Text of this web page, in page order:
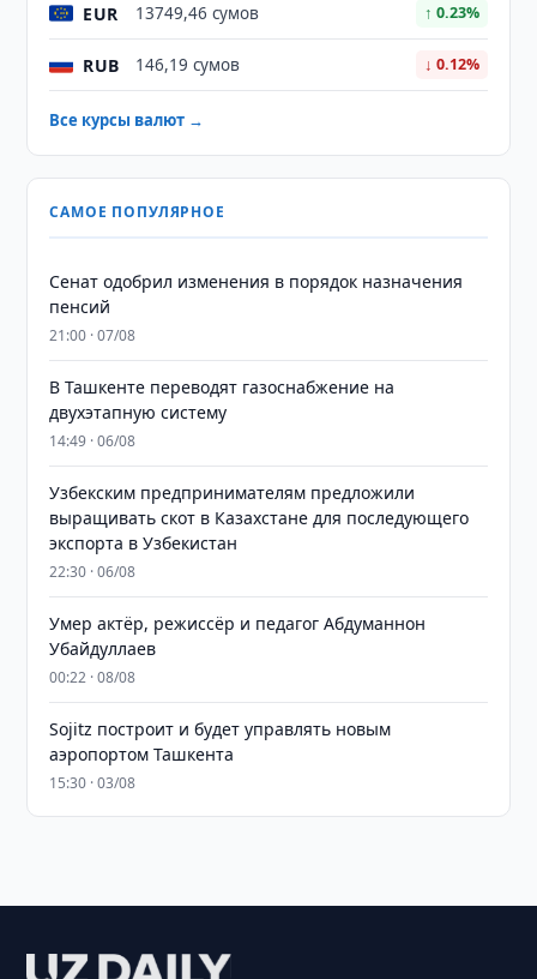
EUR 13749,46 сумов ↑ 0.23%
RUB 146,19 сумов ↓ 0.12%
Все курсы валют →
САМОЕ ПОПУЛЯРНОЕ
Сенат одобрил изменения в порядок назначения
пенсий
21:00 · 07/08
В Ташкенте переводят газоснабжение на
двухэтапную систему
14:49 · 06/08
Узбекским предпринимателям предложили
выращивать скот в Казахстане для последующего
экспорта в Узбекистан
22:30 · 06/08
Умер актёр, режиссёр и педагог Абдуманнон
Убайдуллаев
00:22 · 08/08
Sojitz построит и будет управлять новым
аэропортом Ташкента
15:30 · 03/08